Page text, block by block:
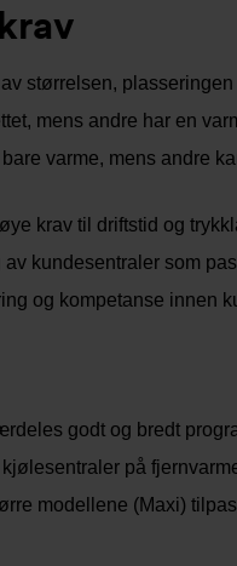
størrelsen,
mens andre har en
varme, mens andre
krav til driftstid og
kundesentraler som
og kompetanse innen
godt og bredt
på
modellene (Maxi)